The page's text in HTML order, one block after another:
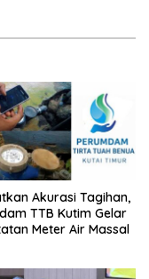
Akurasi Tagihan,
TTB Kutim Gelar
Meter Air Massal